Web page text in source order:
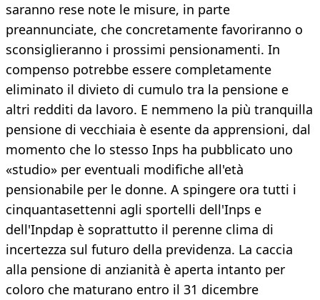
saranno rese note le misure, in parte
preannunciate, che concretamente favoriranno o
sconsiglieranno i prossimi pensionamenti. In
compenso potrebbe essere completamente
eliminato il divieto di cumulo tra la pensione e
altri redditi da lavoro. E nemmeno la più tranquilla
pensione di vecchiaia è esente da apprensioni, dal
momento che lo stesso Inps ha pubblicato uno
«studio» per eventuali modifiche all'età
pensionabile per le donne. A spingere ora tutti i
cinquantasettenni agli sportelli dell'Inps e
dell'Inpdap è soprattutto il perenne clima di
incertezza sul futuro della previdenza. La caccia
alla pensione di anzianità è aperta intanto per
coloro che maturano entro il 31 dicembre